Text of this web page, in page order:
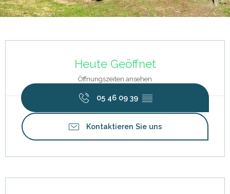
Heute Geöffnet
Öffnungszeiten ansehen
05 46 09 39 ▒▒
Kontaktieren Sie uns